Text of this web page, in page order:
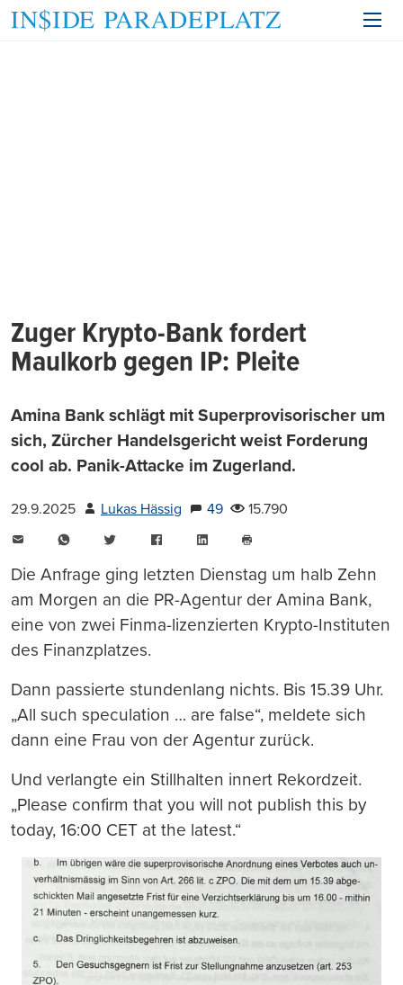
Zuger Krypto-Bank fordert
Maulkorb gegen IP: Pleite
Amina Bank schlägt mit Superprovisorischer um
sich, Zürcher Handelsgericht weist Forderung
cool ab. Panik-Attacke im Zugerland.
29.9.2025 Lukas Hässig 49
15.790
WhatsAppTwitter FacebookLinkedIn
drucken
Die Anfrage ging letzten Dienstag um halb Zehn
am Morgen an die PR-Agentur der Amina Bank,
eine von zwei Finma-lizenzierten Krypto-Instituten
des Finanzplatzes.
Dann passierte stundenlang nichts. Bis 15.39 Uhr.
„All such speculation … are false“, meldete sich
dann eine Frau von der Agentur zurück.
Und verlangte ein Stillhalten innert Rekordzeit.
„Please confirm that you will not publish this by
today, 16:00 CET at the latest.“